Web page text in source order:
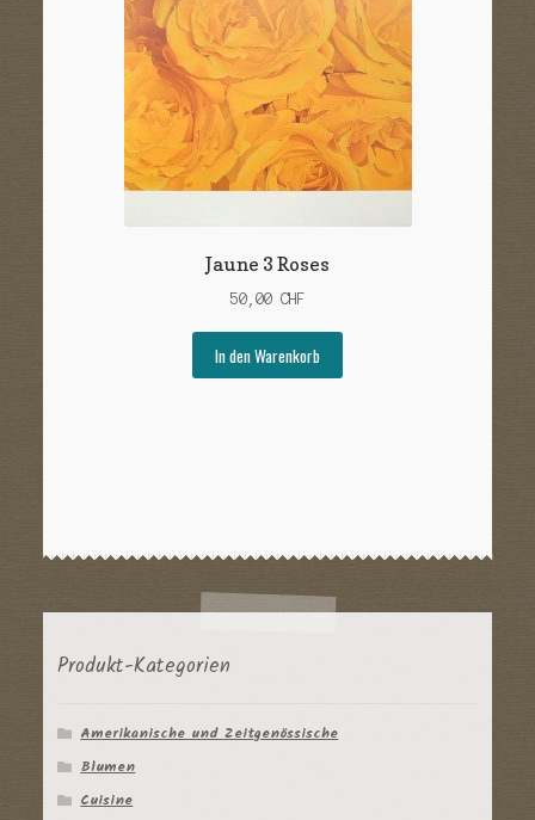
Jaune 3 Roses
50,00 CHF
In den Warenkorb
Produkt-Kategorien
Amerikanische und Zeitgenössische
Blumen
Cuisine